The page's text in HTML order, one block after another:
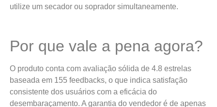
utilize um secador ou soprador simultaneamente.
Por que vale a pena agora?
O produto conta com avaliação sólida de 4.8 estrelas
baseada em 155 feedbacks, o que indica satisfação
consistente dos usuários com a eficácia do
desembaraçamento. A garantia do vendedor é de apenas